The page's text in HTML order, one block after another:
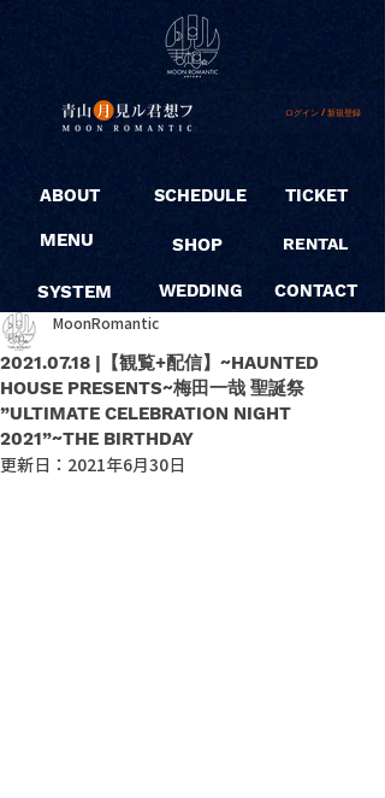
ログイン / 新規登録
ABOUT
MENU
SYSTEM
SCHEDULE
SHOP
WEDDING
TICKET
RENTAL
CONTACT
2021.07.18 |【観覧+配信】~HAUNTED
HOUSE PRESENTS~梅田一哉 聖誕祭
”ULTIMATE CELEBRATION NIGHT
2021”~THE BIRTHDAY
MoonRomantic
更新日： 2021年6月30日